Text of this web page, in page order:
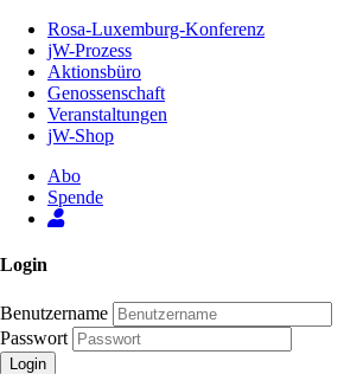
Inhalt
Seite
Rosa-Luxemburg-Konferenz
jW-Prozess
Aktionsbüro
Genossenschaft
Veranstaltungen
jW-Shop
Abo
Spende
Login
Benutzername
Passwort
Login